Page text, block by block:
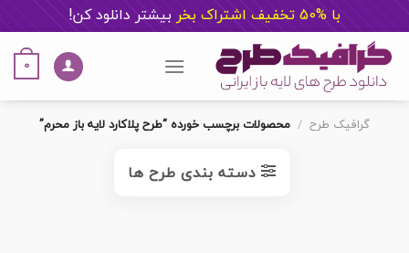
با %50 تخفیف اشتراک بخر بیشتر دانلود کن!
content
0
گرافیک طرح / محصولات برچسب خورده “طرح پلاکارد لایه باز محرم”
دسته بندی طرح ها